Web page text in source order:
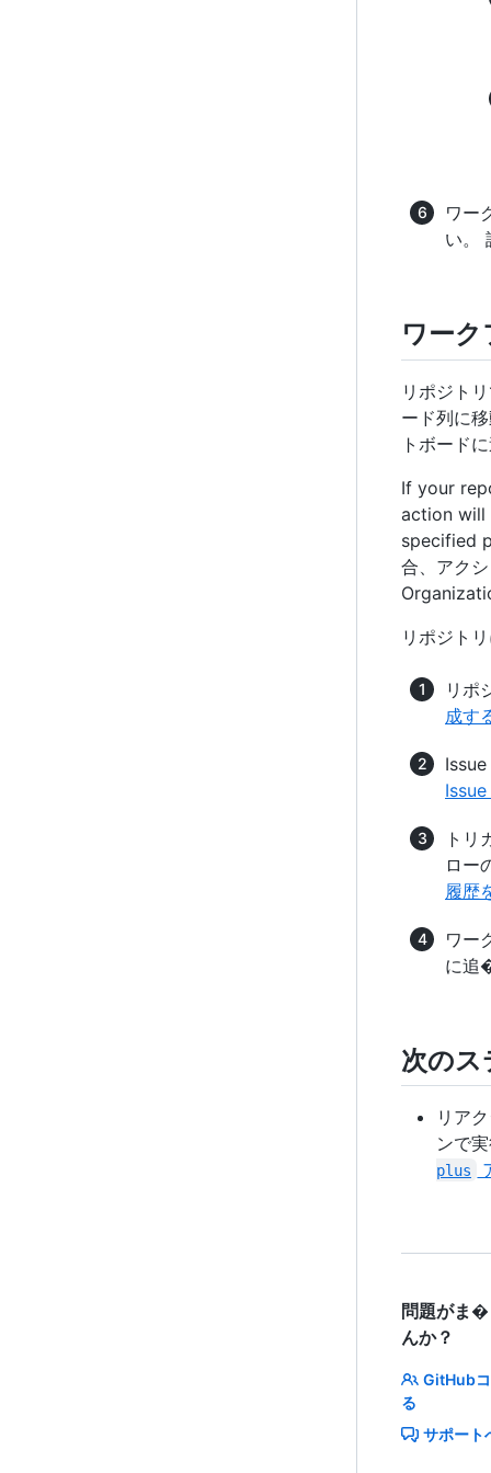
ワー
い。
ワー
リポジト
ード列に
トボード
If your
action will
specified
合、アク
リポジト
リポ
成す
トリ
ロー
履歴
ワー
に追
次のス
リア
ンで
plus
問題がま�
んか？
GitHub
る
サポート